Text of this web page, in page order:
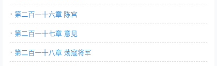
第二百一十六章 陈宫
第二百一十七章 意见
第二百一十八章 荡寇将军